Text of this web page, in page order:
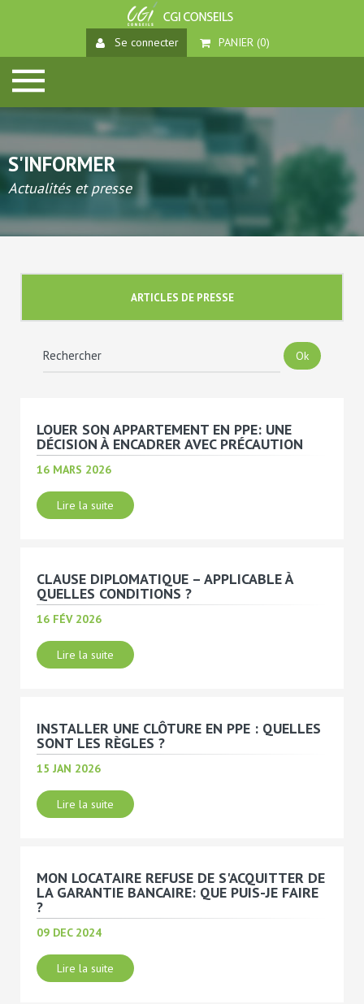
Se connecter PANIER (0)
S'INFORMER
Actualités et presse
ARTICLES DE PRESSE
LOUER SON APPARTEMENT EN PPE: UNE
DÉCISION À ENCADRER AVEC PRÉCAUTION
16 MARS 2026
Lire la suite
CLAUSE DIPLOMATIQUE – APPLICABLE À
QUELLES CONDITIONS ?
16 FÉV 2026
Lire la suite
INSTALLER UNE CLÔTURE EN PPE : QUELLES
SONT LES RÈGLES ?
15 JAN 2026
Lire la suite
MON LOCATAIRE REFUSE DE S'ACQUITTER DE
LA GARANTIE BANCAIRE: QUE PUIS-JE FAIRE
?
09 DEC 2024
Lire la suite